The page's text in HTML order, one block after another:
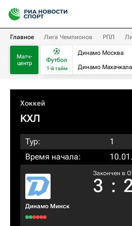
Главное Лига Чемпионов РПЛ
Матч-
центр
Футбол
1-й тайм
Динамо Москва
Динамо Махачкала
Хоккей
КХЛ
Тур:
1
Время начала:
Динамо Минск
Закончен в
3 :